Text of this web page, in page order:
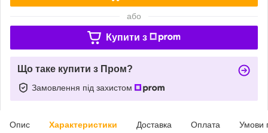
або
Купити з
Що таке купити з Пром?
Замовлення під захистом
Опис Характеристики Доставка Оплата Умови